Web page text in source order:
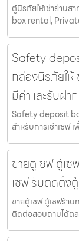
ตู้นิรภัยให้เช่าย่าน
box rental,
Safety
กล่องนิรภัยให้
มีค่าและรับฝา
Safety deposit
สำหรับการเช่าเซฟ
ขายตู้เซฟ ตู้เ
เซฟ รับติดตั้ง
ขายตู้เซฟ ตู้เซฟร้า
ติดต่อสอบถามได้ต